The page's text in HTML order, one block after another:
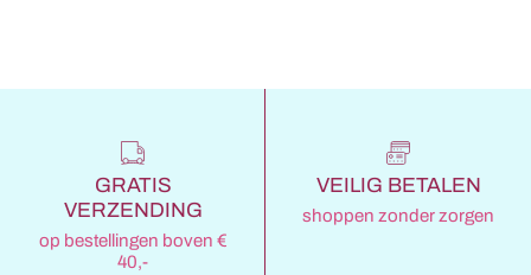
GRATIS
VERZENDING
op bestellingen boven €
40,-
VEILIG BETALEN
shoppen zonder zorgen